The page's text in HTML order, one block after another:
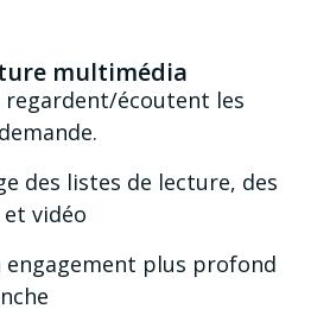
multimédia
regardent/écoutent les
des listes de lecture, des
vidéo
engagement plus profond